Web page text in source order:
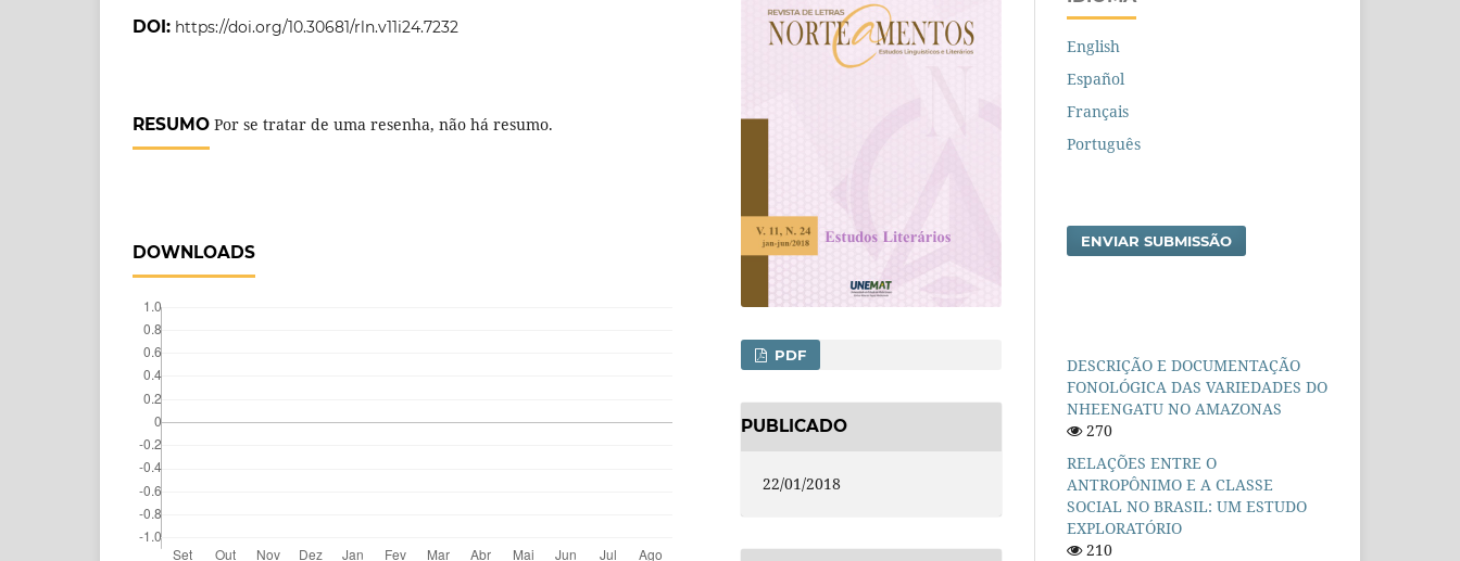
DOI: https://doi.org/10.30681/rln.v11i24.7232
RESUMO Por se tratar de uma resenha, não há resumo.
DOWNLOADS
PDF
PUBLICADO
22/01/2018
English
Español
Français
Português
ENVIAR SUBMISSÃO
DESCRIÇÃO E DOCUMENTAÇÃO
FONOLÓGICA DAS VARIEDADES DO
NHEENGATU NO AMAZONAS
270
RELAÇÕES ENTRE O
ANTROPÔNIMO E A CLASSE
SOCIAL NO BRASIL: UM ESTUDO
EXPLORATÓRIO
210